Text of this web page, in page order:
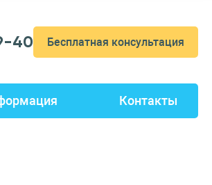
40 Бесплатная консультация
Контакты